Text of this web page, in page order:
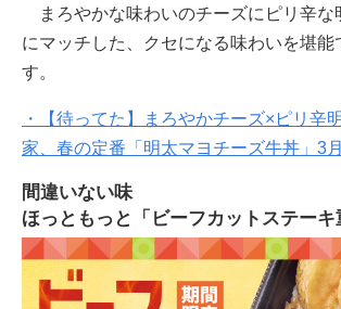
まろやかな味わいのチーズにピリ辛な
にマッチした、クセになる味わいを堪能
す。
・【待ってた】まろやかチーズ×ピリ辛
家、春の定番「明太マヨチーズ牛丼」3
間違いない味
ほっともっと「ビーフカットステーキ